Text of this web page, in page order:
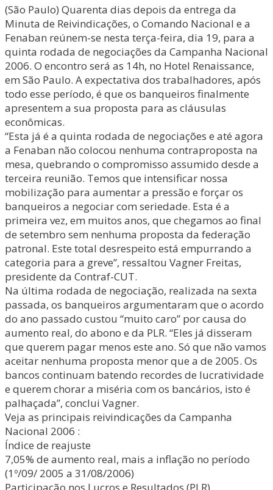
(São Paulo) Quarenta dias depois da entrega da
Minuta de Reivindicações, o Comando Nacional e a
Fenaban reúnem-se nesta terça-feira, dia 19, para a
quinta rodada de negociações da Campanha Nacional
2006. O encontro será as 14h, no Hotel Renaissance,
em São Paulo. A expectativa dos trabalhadores, após
todo esse período, é que os banqueiros finalmente
apresentem a sua proposta para as cláusulas
econômicas.
“Esta já é a quinta rodada de negociações e até agora
a Fenaban não colocou nenhuma contraproposta na
mesa, quebrando o compromisso assumido desde a
terceira reunião. Temos que intensificar nossa
mobilização para aumentar a pressão e forçar os
banqueiros a negociar com seriedade. Esta é a
primeira vez, em muitos anos, que chegamos ao final
de setembro sem nenhuma proposta da federação
patronal. Este total desrespeito está empurrando a
categoria para a greve”, ressaltou Vagner Freitas,
presidente da Contraf-CUT.
Na última rodada de negociação, realizada na sexta
passada, os banqueiros argumentaram que o acordo
do ano passado custou “muito caro” por causa do
aumento real, do abono e da PLR. “Eles já disseram
que querem pagar menos este ano. Só que não vamos
aceitar nenhuma proposta menor que a de 2005. Os
bancos continuam batendo recordes de lucratividade
e querem chorar a miséria com os bancários, isto é
palhaçada”, conclui Vagner.
Veja as principais reivindicações da Campanha
Nacional 2006 :
Índice de reajuste
7,05% de aumento real, mais a inflação no período
(1º/09/ 2005 a 31/08/2006)